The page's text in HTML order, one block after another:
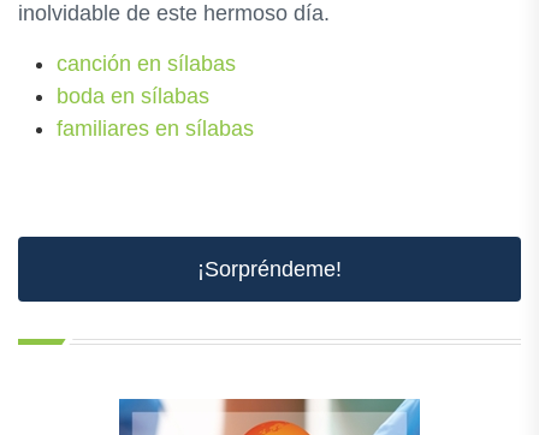
inolvidable de este hermoso día.
canción en sílabas
boda en sílabas
familiares en sílabas
¡Sorpréndeme!